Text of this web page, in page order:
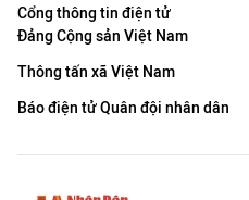
Cổng thông tin điện tử
Đảng Cộng sản Việt Nam
Thông tấn xã Việt Nam
Báo điện tử Quân đội nhân dân